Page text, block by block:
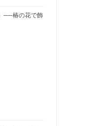
──椿の花で飾